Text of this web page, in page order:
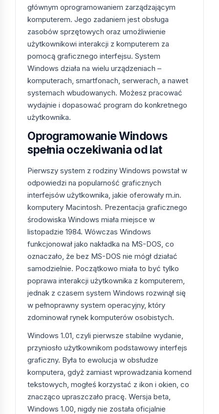
Wersje Windows dostępne w KluczeSoft
Microsoft
Windows
7 Pro
69 zł
2020
(skończone,
Legacy
aplikacje,
Klucze Windows— kategoria zawierająca
wszystkie systemy operacyjne Microsoft
Windows w wersji wieczystej — od Windows 7,
przez 8.1, 10, 11 aż po pakiety
dostarcza oryginalne licencje Microsoft i
partnerów do tysięcy klientów w Polsce, z
Selected Supply Sp. z o.o. (NIP 7272834817,
KRS 0000765817) do każdego zamówienia.
Co znajdziesz w kategorii
„Klucze Windows”
Znajdziesz tutaj wszystkie wersje systemu
Windows: Home, Pro, Enterprise, edycje Server
(Standard, Datacenter, Essentials), licencje RDS
oraz pakiety ESU dla Windows 10 (lata 2025–
2028).
Najczęściej wybierane
produkty z kategorii Klucze
Windows
Produkt Cena Charakterystyka
Microsoft
Windows 10
Enterprise
324,39
zł
Duże firmy,
infrastruktura
zarządzana
głównym oprogramowaniem zarządzającym
komputerem. Jego zadaniem jest obsługa
zasobów sprzętowych oraz umożliwienie
użytkownikowi interakcji z komputerem za
pomocą graficznego interfejsu. System
Windows działa na wielu urządzeniach –
komputerach, smartfonach, serwerach, a nawet
systemach wbudowanych. Możesz pracować
wydajnie i dopasować program do konkretnego
użytkownika.
Oprogramowanie Windows
spełnia oczekiwania od lat
Pierwszy system z rodziny Windows powstał w
odpowiedzi na popularność graficznych
interfejsów użytkownika, jakie oferowały m.in.
komputery Macintosh. Prezentacja graficznego
środowiska Windows miała miejsce w
listopadzie 1984. Wówczas Windows
funkcjonował jako nakładka na MS-DOS, co
oznaczało, że bez MS-DOS nie mógł działać
samodzielnie. Początkowo miała to być tylko
poprawa interakcji użytkownika z komputerem,
jednak z czasem system Windows rozwinął się
w pełnoprawny system operacyjny, który
zdominował rynek komputerów osobistych.
Windows 1.01, czyli pierwsze stabilne wydanie,
przyniosło użytkownikom podstawowy interfejs
graficzny. Była to ewolucja w obsłudze
komputera, gdyż zamiast wprowadzania komend
tekstowych, mogłeś korzystać z ikon i okien, co
znacząco upraszczało pracę. Wersja beta,
Windows 1.00, nigdy nie została oficjalnie